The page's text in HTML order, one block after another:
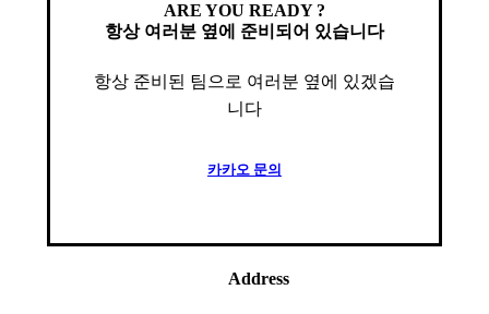
ARE YOU READY ?
항상 여러분 옆에 준비되어 있습니다
항상 준비된 팀으로 여러분 옆에 있겠습
니다
카카오 문의
Address